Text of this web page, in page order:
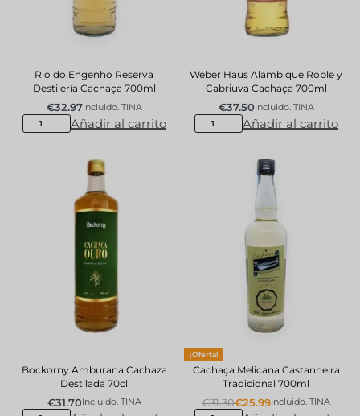
Rio do Engenho Reserva
Destilería Cachaça 700ml
€32.97Incluido. TINA
Añadir al carrito
Weber Haus Alambique Roble y
Cabriuva Cachaça 700ml
€37.50Incluido. TINA
Añadir al carrito
Bockorny Amburana Cachaza
Destilada 70cl
€31.70Incluido. TINA
¡Oferta!
Cachaça Melicana Castanheira
Tradicional 700ml
€31.30€25.99Incluido. TINA